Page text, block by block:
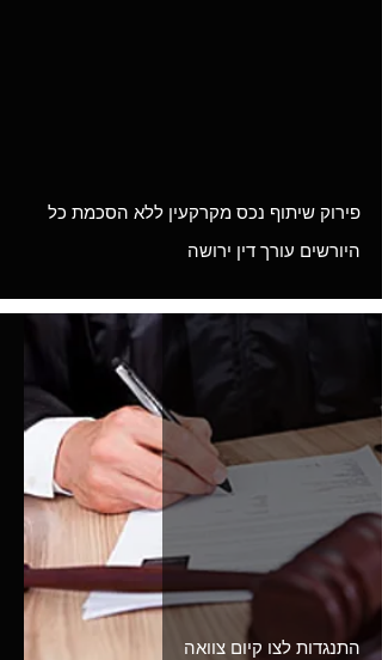
פירוק שיתוף נכס מקרקעין ללא הסכמת כל
היורשים עורך דין ירושה
התנגדות לצו קיום צוואה